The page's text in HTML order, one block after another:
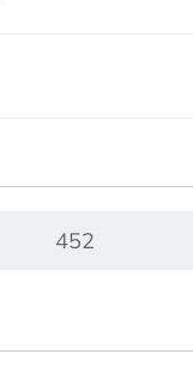
452